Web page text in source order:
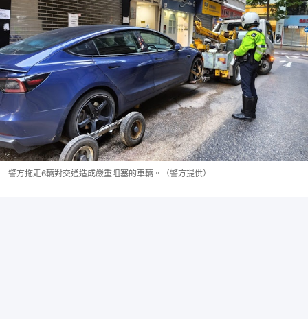
警方拖走6輛對交通造成嚴重阻塞的車輛。（警方提供）